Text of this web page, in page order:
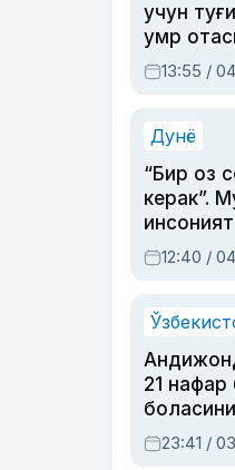
учун
умр
актриса
устаси
13:55 /
Дунё
“Бир оз
керак”.
олмай
12:40 /
21 нафар
содир
ҳукми
23:41 /